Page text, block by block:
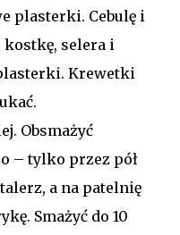
plasterki. Cebulę i
selera i
Krewetki
Obsmażyć
– tylko przez pół
a na patelnię
Smażyć do 10